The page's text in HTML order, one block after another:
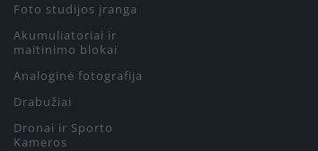
Foto studijos įranga
Akumuliatoriai ir
maitinimo blokai
Analoginė fotografija
Drabužiai
Dronai ir Sporto
Kameros